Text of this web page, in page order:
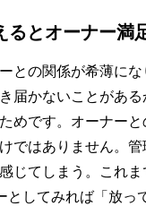
るとオーナー満
との関係が希薄に
届かないことがあ
めです。オーナー
ではありません。
じてしまう。これ
してみれば「放っ